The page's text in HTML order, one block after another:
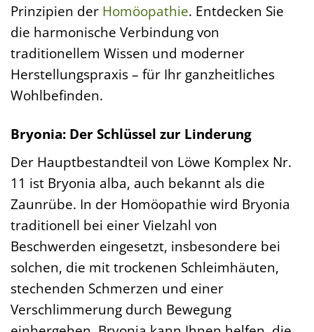
Prinzipien der Homöopathie. Entdecken Sie
die harmonische Verbindung von
traditionellem Wissen und moderner
Herstellungspraxis – für Ihr ganzheitliches
Wohlbefinden.
Bryonia: Der Schlüssel zur Linderung
Der Hauptbestandteil von Löwe Komplex Nr.
11 ist Bryonia alba, auch bekannt als die
Zaunrübe. In der Homöopathie wird Bryonia
traditionell bei einer Vielzahl von
Beschwerden eingesetzt, insbesondere bei
solchen, die mit trockenen Schleimhäuten,
stechenden Schmerzen und einer
Verschlimmerung durch Bewegung